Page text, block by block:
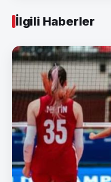
İlgili Haberler